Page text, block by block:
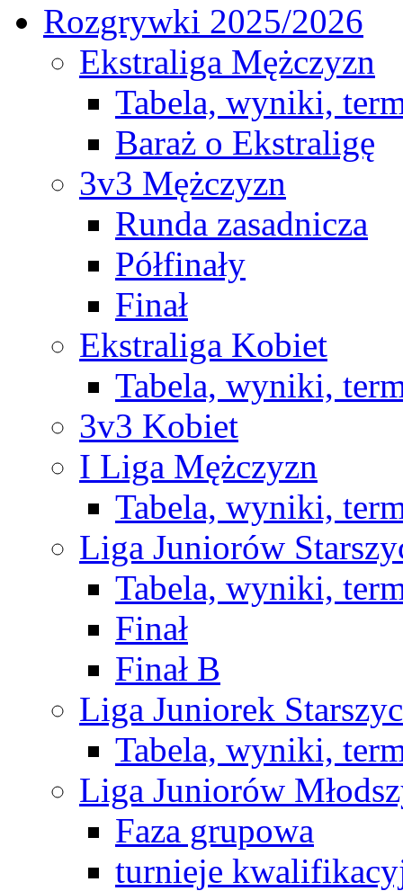
Rozgrywki 2025/2026
Ekstraliga Mężczyzn
Tabela, wyniki,
Baraż o Ekstraligę
3v3 Mężczyzn
Runda zasadnicza
Półfinały
Finał
Ekstraliga Kobiet
Tabela, wyniki,
3v3 Kobiet
I Liga Mężczyzn
Tabela, wyniki,
Liga Juniorów
Tabela, wyniki,
Finał
Finał B
Liga Juniorek
Tabela, wyniki,
Liga Juniorów
Faza grupowa
turnieje